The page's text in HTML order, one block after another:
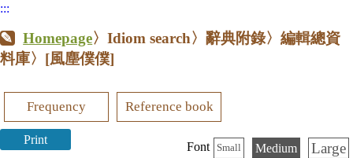
:::
Homepage〉Idiom search〉辭典附錄〉編輯總資
料庫〉 [風塵僕僕]
Frequency Reference book
Print
Font Small Medium Large